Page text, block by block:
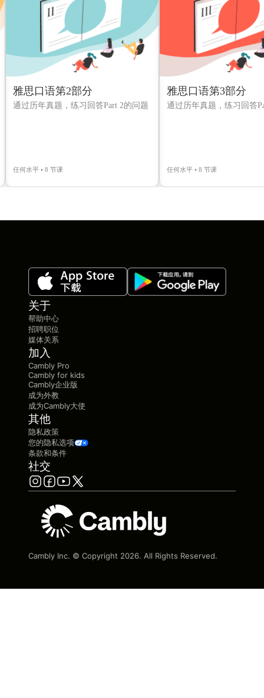
雅思口语第2部分
通过历年真题，练习回答Part 2的问题
任何水平 • 8 节课
雅思口语第3部分
通过历年真题，练习回答
任何水平 • 8 节课
关于
帮助中心
招聘职位
媒体关系
加入
Cambly Pro
Cambly for kids
Cambly企业版
成为外教
成为Cambly大使
其他
隐私政策
您的隐私选项
条款和条件
社交
Cambly Inc. © Copyright 2026. All Rights Reserved.